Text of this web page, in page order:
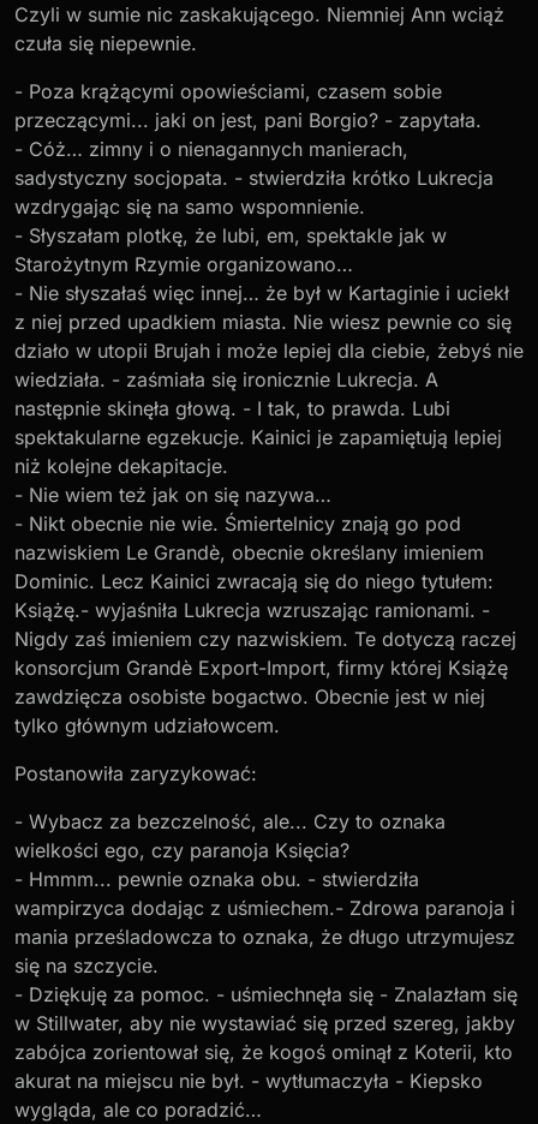
Czyli w sumie nic zaskakującego. Niemniej Ann wciąż
czuła się niepewnie.
- Poza krążącymi opowieściami, czasem sobie
przeczącymi... jaki on jest, pani Borgio? - zapytała.
- Cóż… zimny i o nienagannych manierach,
sadystyczny socjopata. - stwierdziła krótko Lukrecja
wzdrygając się na samo wspomnienie.
- Słyszałam plotkę, że lubi, em, spektakle jak w
Starożytnym Rzymie organizowano…
- Nie słyszałaś więc innej… że był w Kartaginie i uciekł
z niej przed upadkiem miasta. Nie wiesz pewnie co się
działo w utopii Brujah i może lepiej dla ciebie, żebyś nie
wiedziała. - zaśmiała się ironicznie Lukrecja. A
następnie skinęła głową. - I tak, to prawda. Lubi
spektakularne egzekucje. Kainici je zapamiętują lepiej
niż kolejne dekapitacje.
- Nie wiem też jak on się nazywa…
- Nikt obecnie nie wie. Śmiertelnicy znają go pod
nazwiskiem Le Grandè, obecnie określany imieniem
Dominic. Lecz Kainici zwracają się do niego tytułem:
Książę.- wyjaśniła Lukrecja wzruszając ramionami. -
Nigdy zaś imieniem czy nazwiskiem. Te dotyczą raczej
konsorcjum Grandè Export-Import, firmy której Książę
zawdzięcza osobiste bogactwo. Obecnie jest w niej
tylko głównym udziałowcem.
Postanowiła zaryzykować:
- Wybacz za bezczelność, ale... Czy to oznaka
wielkości ego, czy paranoja Księcia?
- Hmmm... pewnie oznaka obu. - stwierdziła
wampirzyca dodając z uśmiechem.- Zdrowa paranoja i
mania prześladowcza to oznaka, że długo utrzymujesz
się na szczycie.
- Dziękuję za pomoc. - uśmiechnęła się - Znalazłam się
w Stillwater, aby nie wystawiać się przed szereg, jakby
zabójca zorientował się, że kogoś ominął z Koterii, kto
akurat na miejscu nie był. - wytłumaczyła - Kiepsko
wygląda, ale co poradzić…